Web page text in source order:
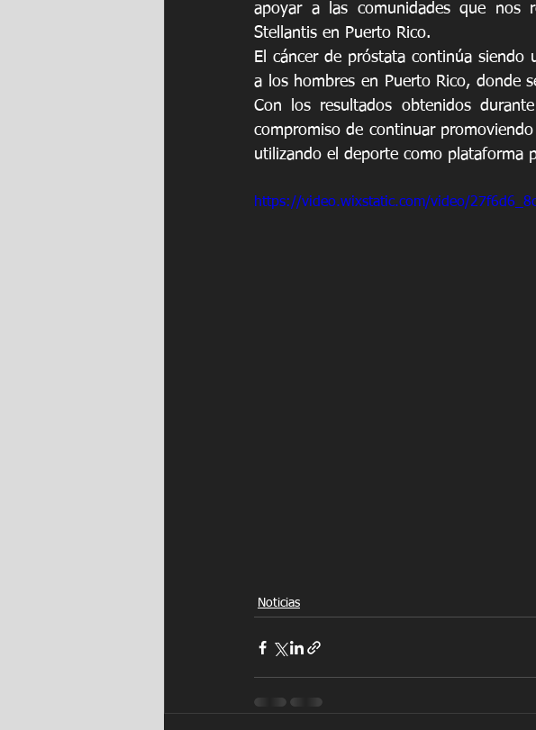
apoyar a las comunidades que nos
Stellantis en Puerto Rico.
El cáncer de próstata continúa siendo
a los hombres en Puerto Rico, donde
Con los resultados obtenidos
compromiso de continuar
utilizando el deporte como plataforma
https://video.wixstatic.com/video/
Noticias